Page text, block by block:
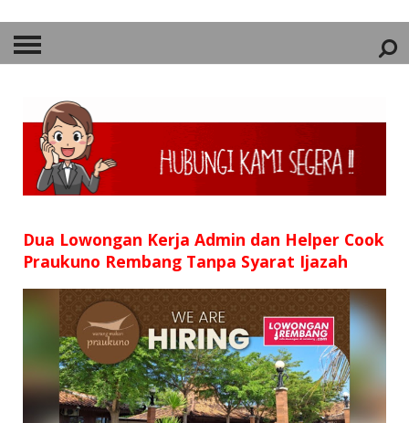
HOME
SMP
D3
SURAT LAMARAN
Dua Lowongan Kerja Admin dan Helper Cook
Praukuno Rembang Tanpa Syarat Ijazah